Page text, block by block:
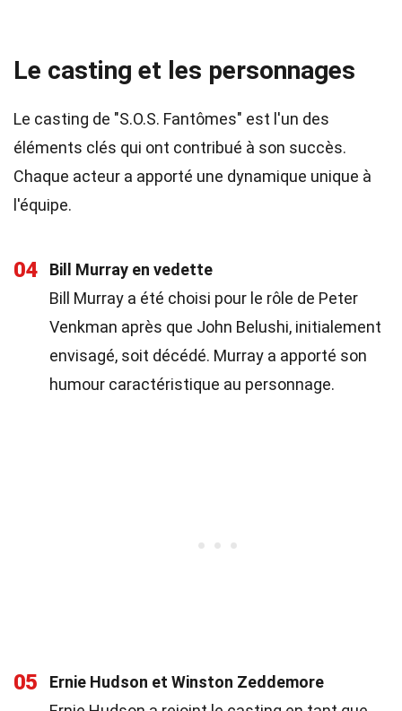
Le casting et les personnages
Le casting de "S.O.S. Fantômes" est l'un des
éléments clés qui ont contribué à son succès.
Chaque acteur a apporté une dynamique unique à
l'équipe.
04
Bill Murray en vedette
Bill Murray a été choisi pour le rôle de Peter
Venkman après que John Belushi, initialement
envisagé, soit décédé. Murray a apporté son
humour caractéristique au personnage.
05
Ernie Hudson et Winston Zeddemore